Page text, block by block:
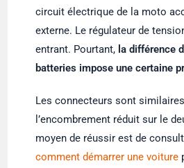
circuit électrique de la moto
externe. Le régulateur de
entrant. Pourtant, la différence
batteries impose une certaine
Les connecteurs sont
l’encombrement réduit sur le
moyen de réussir est de
comment démarrer une voiture